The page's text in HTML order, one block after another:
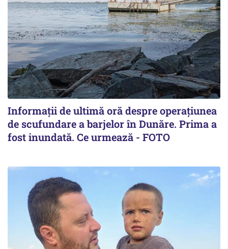
Informații de ultimă oră despre operațiunea
de scufundare a barjelor în Dunăre. Prima a
fost inundată. Ce urmează - FOTO